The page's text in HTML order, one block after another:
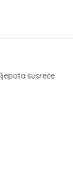
susreće